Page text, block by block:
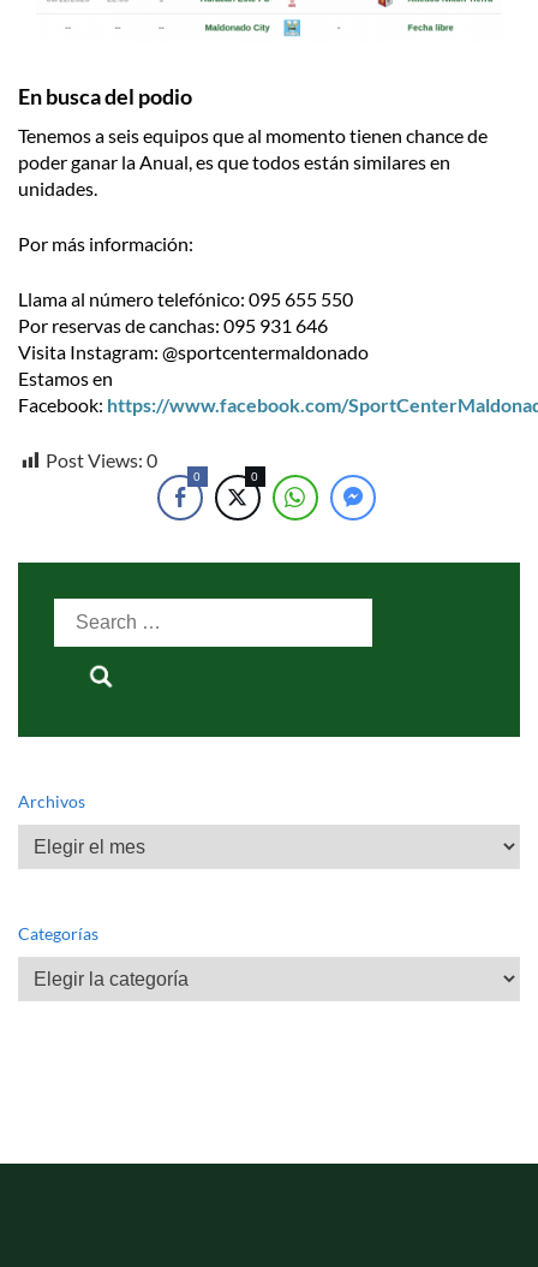
En busca del podio
Tenemos a seis equipos que al momento tienen chance de
poder ganar la Anual, es que todos están similares en
unidades.
Por más información:
Llama al número telefónico: 095 655 550
Por reservas de canchas: 095 931 646
Visita Instagram: @sportcentermaldonado
Estamos en
Facebook: https://www.facebook.com/
Post Views: 0
0 0
Search
Archivos
Archivos
Categorías
Categorías